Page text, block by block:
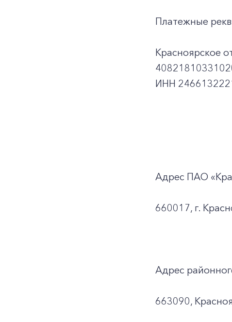
Платежные
Красноярское
ИНН
Адрес ПАО
660017, г.
Адрес
663090,